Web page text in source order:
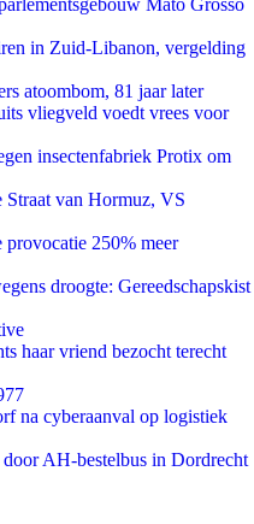
Mato Grosso
in Zuid-Libanon, vergelding
atoombom, 81 jaar later
vliegveld voedt vrees voor
insectenfabriek Protix om
Straat van Hormuz, VS
250% meer
droogte: Gereedschapskist
haar vriend bezocht terecht
na cyberaanval op logistiek
AH-bestelbus in Dordrecht